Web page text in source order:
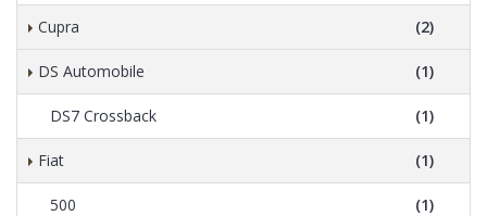
Cupra (2)
DS Automobile (1)
DS7 Crossback (1)
Fiat (1)
500 (1)